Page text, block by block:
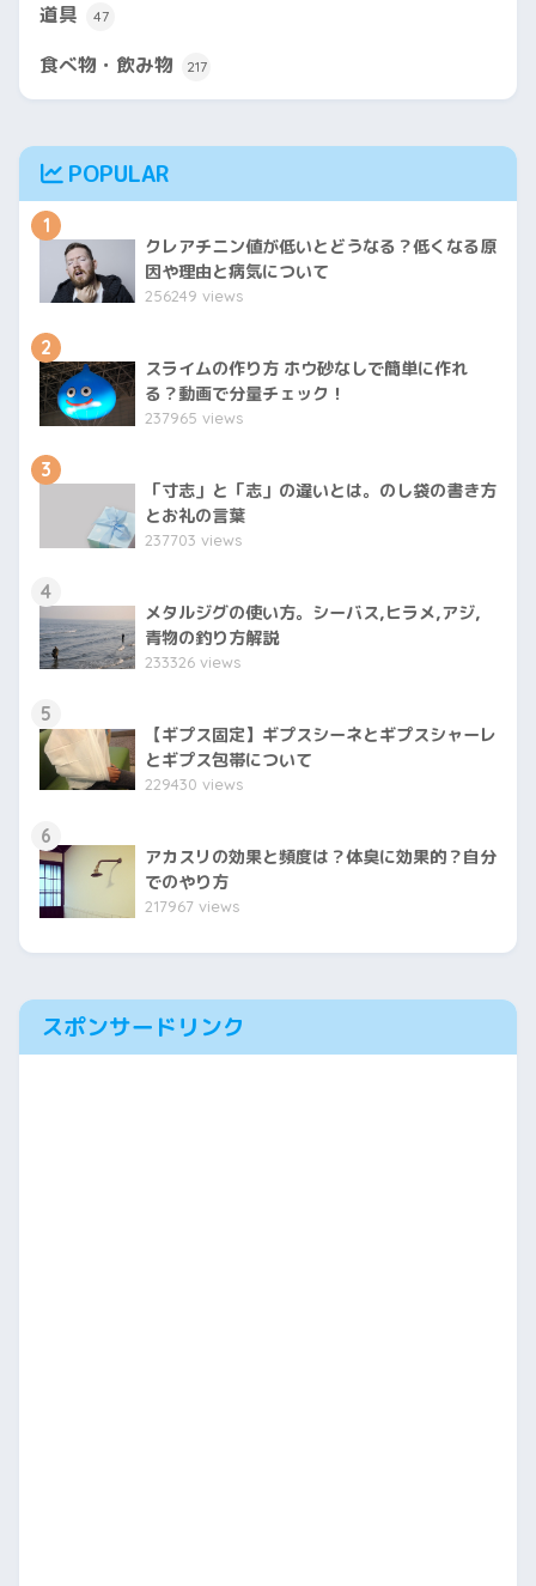
道具 47
食べ物・飲み物 217
POPULAR
1
クレアチニン値が低いとどうなる？低くなる原
因や理由と病気について
256249 views
2
スライムの作り方 ホウ砂なしで簡単に作れ
る？動画で分量チェック！
237965 views
3
「寸志」と「志」の違いとは。のし袋の書き方
とお礼の言葉
237703 views
4
メタルジグの使い方。シーバス,ヒラメ,アジ,
青物の釣り方解説
233326 views
5
【ギプス固定】ギプスシーネとギプスシャーレ
とギプス包帯について
229430 views
6
アカスリの効果と頻度は？体臭に効果的？自分
でのやり方
217967 views
スポンサードリンク